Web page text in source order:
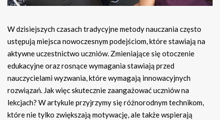
W dzisiejszych czasach tradycyjne metody nauczania często
ustępują miejsca nowoczesnym podejściom, które stawiają na
aktywne uczestnictwo uczniów. Zmieniające się otoczenie
edukacyjne oraz rosnące wymagania stawiają przed
nauczycielami wyzwania, które wymagają innowacyjnych
rozwiązań. Jak więc skutecznie zaangażować uczniów na
lekcjach? W artykule przyjrzymy się różnorodnym technikom,
które nie tylko zwiększają motywację, ale także wspierają